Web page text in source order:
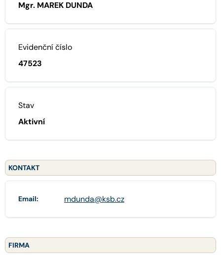
Mgr. MAREK DUNDA
Evidenční číslo
47523
Stav
Aktivní
KONTAKT
Email: mdunda@ksb.cz
FIRMA